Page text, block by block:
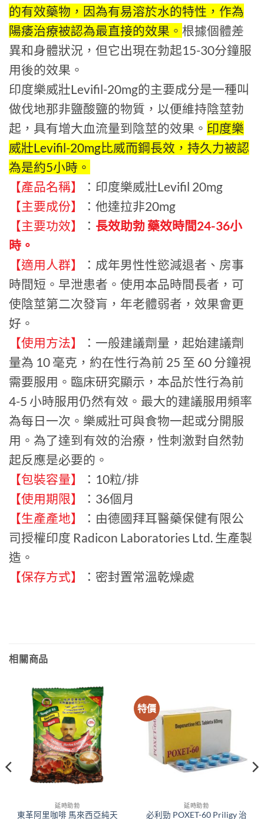
的有效藥物，因為有易溶於水的特性，作為
陽痿治療被認為最直接的效果 。 根據個體差
異和身體狀況，但它出現在勃起15-30分鐘服
用後的效果。
印度樂威壯Levifil-20mg的主要成分是一種叫
做伐地那非鹽酸鹽的物質，以便維持陰莖勃
起，具有增大血流量到陰莖的效果。 印度樂
威壯Levifil-20mg比威而鋼長效，持久力被認
為是約5小時。
【產品名稱】
：印度樂威壯Levifil 20mg
【主要成份】
：他達拉非20mg
【主要功效】
： 長效助勃 藥效時間24-36小
時。
【適用人群】
：成年男性性慾減退者、房事
時間短。早泄患者。使用本品時間長者，可
使陰莖第二次發肓，年老體弱者，效果會更
好。
【使用方法】
：一般建議劑量，起始建議劑
量為 10 毫克，約在性行為前 25 至 60 分鐘視
需要服用。臨床研究顯示，本品於性行為前
4-5 小時服用仍然有效。最大的建議服用頻率
為每日一次。樂威壯可與食物一起或分開服
用。為了達到有效的治療，性刺激對自然勃
起反應是必要的。
【包裝容量】
：10粒/排
【使用期限】
：36個月
【生產產地】
：由德國拜耳醫藥保健有限公
司授權印度 Radicon Laboratories Ltd. 生產製
造。
【保存方式】
：密封置常溫乾燥處
相關商品
延時助勃
東革阿里咖啡 馬來西亞純天
特價
延時助勃
必利勁 POXET-60 Priligy 治